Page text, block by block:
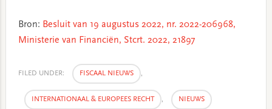
Bron: Besluit van 19 augustus 2022, nr. 2022-206968,
Ministerie van Financiën, Stcrt. 2022, 21897
FILED UNDER: FISCAAL NIEUWS ,
INTERNATIONAAL & EUROPEES RECHT , NIEUWS